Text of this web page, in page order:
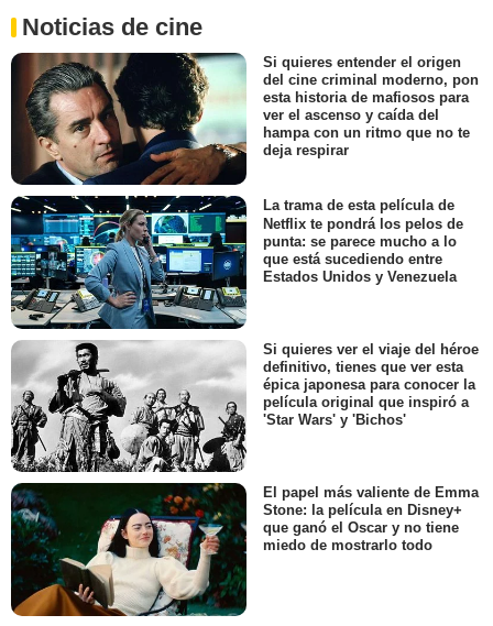
Noticias de cine
Si quieres entender el origen
del cine criminal moderno, pon
esta historia de mafiosos para
ver el ascenso y caída del
hampa con un ritmo que no te
deja respirar
La trama de esta película de
Netflix te pondrá los pelos de
punta: se parece mucho a lo
que está sucediendo entre
Estados Unidos y Venezuela
Si quieres ver el viaje del héroe
definitivo, tienes que ver esta
épica japonesa para conocer la
película original que inspiró a
'Star Wars' y 'Bichos'
El papel más valiente de Emma
Stone: la película en Disney+
que ganó el Oscar y no tiene
miedo de mostrarlo todo